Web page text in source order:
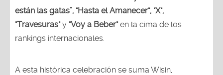
están las gatas”, "Hasta el Amanecer", "X",
"Travesuras"y "Voy a Beber"en la cima de los
rankings internacionales.
A esta histórica celebración se suma Wisin,